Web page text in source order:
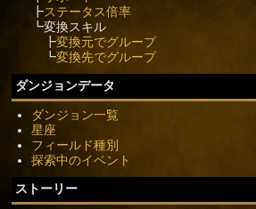
┣ステータス倍率
┗変換スキル
┣変換元でグループ
┗変換先でグループ
ダンジョンデータ
ダンジョン一覧
星座
フィールド種別
探索中のイベント
ストーリー